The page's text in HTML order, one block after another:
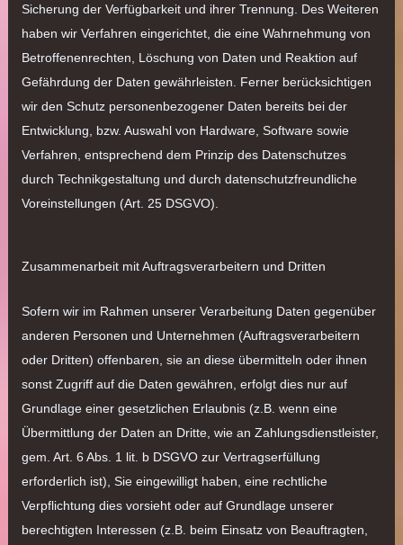
Sicherung der Verfügbarkeit und ihrer Trennung. Des Weiteren
haben wir Verfahren eingerichtet, die eine Wahrnehmung von
Betroffenenrechten, Löschung von Daten und Reaktion auf
Gefährdung der Daten gewährleisten. Ferner berücksichtigen
wir den Schutz personenbezogener Daten bereits bei der
Entwicklung, bzw. Auswahl von Hardware, Software sowie
Verfahren, entsprechend dem Prinzip des Datenschutzes
durch Technikgestaltung und durch datenschutzfreundliche
Voreinstellungen (Art. 25 DSGVO).
Zusammenarbeit mit Auftragsverarbeitern und Dritten
Sofern wir im Rahmen unserer Verarbeitung Daten gegenüber
anderen Personen und Unternehmen (Auftragsverarbeitern
oder Dritten) offenbaren, sie an diese übermitteln oder ihnen
sonst Zugriff auf die Daten gewähren, erfolgt dies nur auf
Grundlage einer gesetzlichen Erlaubnis (z.B. wenn eine
Übermittlung der Daten an Dritte, wie an Zahlungsdienstleister,
gem. Art. 6 Abs. 1 lit. b DSGVO zur Vertragserfüllung
erforderlich ist), Sie eingewilligt haben, eine rechtliche
Verpflichtung dies vorsieht oder auf Grundlage unserer
berechtigten Interessen (z.B. beim Einsatz von Beauftragten,